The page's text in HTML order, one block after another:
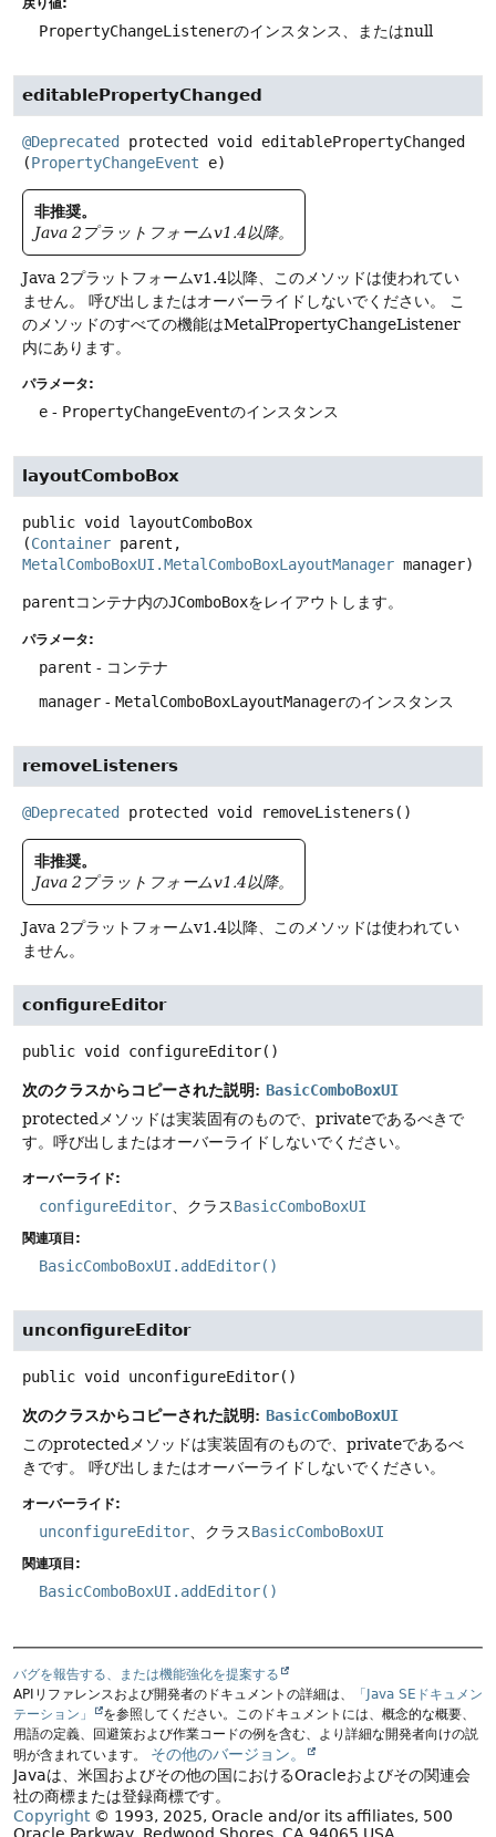
戻り値:
PropertyChangeListenerのインスタンス、またはnull
editablePropertyChanged
@Deprecated protected void
editablePropertyChanged
(PropertyChangeEvent e)
非推奨。
Java 2プラットフォームv1.4以降。
Java 2プラットフォームv1.4以降、このメソッドは使われてい
ません。
呼び出しまたはオーバーライドしないでください。
こ
のメソッドのすべての機能はMetalPropertyChangeListener
内にあります。
パラメータ:
e - PropertyChangeEventのインスタンス
layoutComboBox
public void
layoutComboBox
(Container
MetalComboBoxUI.MetalComboBoxLayoutManager manager)
parentコンテナ内のJComboBoxをレイアウトします。
パラメータ:
parent - コンテナ
manager - MetalComboBoxLayoutManagerのインスタンス
removeListeners
@Deprecated protected void removeListeners ()
非推奨。
Java 2プラットフォームv1.4以降。
Java 2プラットフォームv1.4以降、このメソッドは使われてい
ません。
configureEditor
public void configureEditor()
次のクラスからコピーされた説明: BasicComboBoxUI
protectedメソッドは実装固有のもので、privateであるべきで
す。呼び出しまたはオーバーライドしないでください。
オーバーライド:
configureEditor 、クラスBasicComboBoxUI
関連項目:
BasicComboBoxUI.addEditor()
unconfigureEditor
public void unconfigureEditor()
次のクラスからコピーされた説明: BasicComboBoxUI
このprotectedメソッドは実装固有のもので、privateであるべ
きです。
呼び出しまたはオーバーライドしないでください。
オーバーライド:
unconfigureEditor、クラスBasicComboBoxUI
関連項目:
BasicComboBoxUI.addEditor()
バグを報告する、または機能強化を提案する
APIリファレンスおよび開発者のドキュメントの詳細は、
「Java SEドキュメン
テーション」
を参照してください。このドキュメントには、概念的な概要、
用語の定義、回避策および作業コードの例を含む、より詳細な開発者向けの説
明が含まれています。
その他のバージョン。
Javaは、米国およびその他の国におけるOracleおよびその関連会
社の商標または登録商標です。
Copyright© 1993, 2025, Oracle and/or its affiliates, 500
Oracle Parkway, Redwood Shores, CA 94065 USA.